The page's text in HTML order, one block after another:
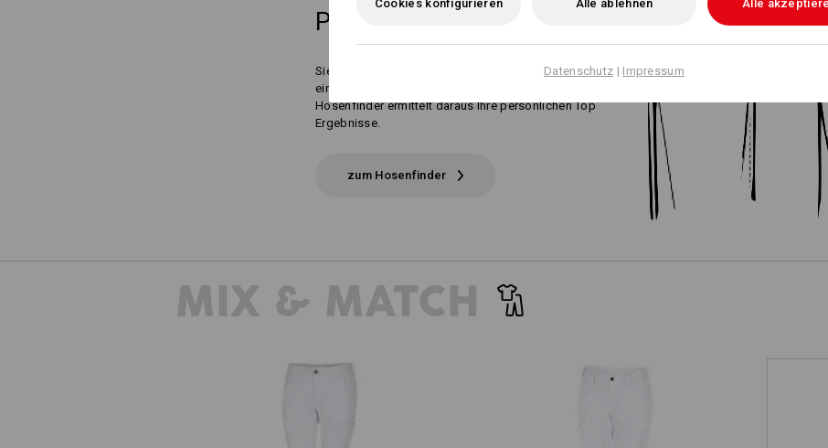
PERFEKTEN
Sie suchen die perfekte Arbeitshose? Verraten Sie uns
einfach Ihre Vorlieben und Anforderungen. Der
Hosenfinder ermittelt daraus Ihre persönlichen Top
Ergebnisse.
zum Hosenfinder
MIX & MATCH
Cookies konfigurieren Alle ablehnen Alle
Datenschutz | Impressum